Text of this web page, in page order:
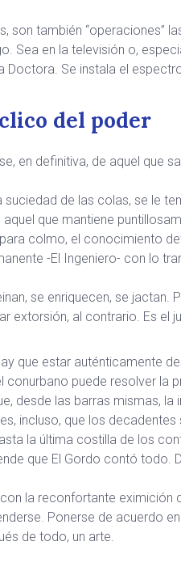
son también “operaciones”
Sea en la televisión o,
Doctora. Se instala el
del poder
en definitiva, de aquel que
suciedad de las colas, se le
aquel que mantiene
colmo, el conocimiento
-El Ingeniero- con lo
se enriquecen, se jactan.
extorsión, al contrario. Es el
que estar auténticamente
conurbano puede resolver la
desde las barras mismas,
incluso, que los
la última costilla de los
que El Gordo contó todo.
la reconfortante
Ponerse de acuerdo
de todo, un arte.